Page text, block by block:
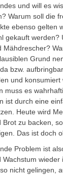
und will es
Warum soll die
ebenso gelten
gekauft werden?
Mähdrescher?
Grund
bzw.
und konsumiert
muss es
ist durch eine
Heute wird
Brot zu backen,
Das ist doch
Problem ist
Wachstum wieder
nicht gelingen,